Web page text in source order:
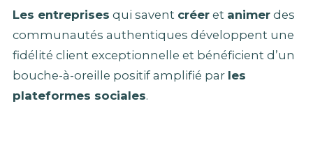
Les entreprises qui savent créer et animer des
communautés authentiques développent une
fidélité client exceptionnelle et bénéficient d’un
bouche-à-oreille positif amplifié par les
plateformes sociales.